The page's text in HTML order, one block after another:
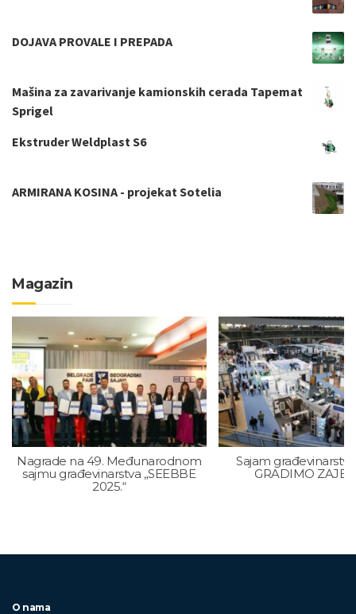
DOJAVA PROVALE I PREPADA
Mašina za zavarivanje kamionskih cerada Tapemat
Sprigel
Ekstruder Weldplast S6
ARMIRANA KOSINA - projekat Sotelia
Magazin
Nagrade na 49. Međunarodnom
sajmu građevinarstva „SEEBBE
2025.“
Sajam
GRADIMO
O nama